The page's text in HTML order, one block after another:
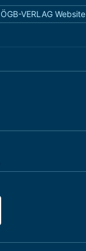
ÖGB-VERLAG Website